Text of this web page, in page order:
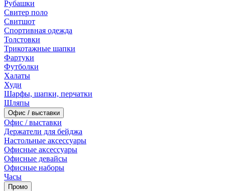
Рубашки
Свитер поло
Свитшот
Спортивная одежда
Толстовки
Трикотажные шапки
Фартуки
Футболки
Халаты
Худи
Шарфы, шапки, перчатки
Шляпы
Офис / выставки
Офис / выставки
Держатели для бейджа
Настольные аксессуары
Офисные аксессуары
Офисные девайсы
Офисные наборы
Часы
Промо